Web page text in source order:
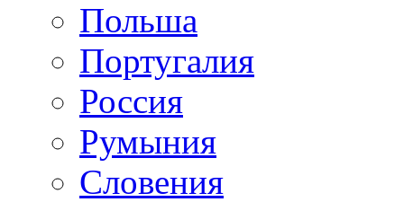
Польша
Португалия
Россия
Румыния
Словения